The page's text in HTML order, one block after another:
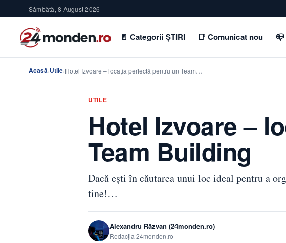
Sâmbătă, 8 August 2026
🚪 Categorii ȘTIRI 📑 Comunicat nou
Acasă›Utile›Hotel Izvoare – locația perfectă pentru un Team…
UTILE
Hotel Izvoare –
Team Building
Dacă ești în căutarea unui loc ideal pentru a
tine!…
Alexandru Răzvan (24monden.ro)
Redacția 24monden.ro